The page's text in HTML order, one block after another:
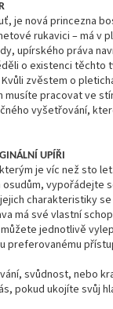
je nová princezna
rukavici – má v
upírského práva
o existenci těchto
zvěstem o
musíte pracovat ve
vyšetřování,
UPÍŘI
je víc než sto
vypořádejte
charakteristiky
má své vlastní
jednotlivě
preferovanému
svůdnost, nebo
pokud ukojíte svůj